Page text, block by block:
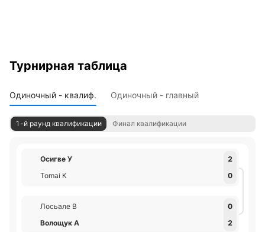
Турнирная таблица
Одиночный - квалиф. Одиночный - главный
1-й раунд квалификации Финал квалификации
Осигве У
2
Tomai К
0
Лосьале В
0
Волощук А
2